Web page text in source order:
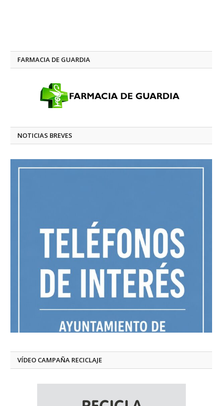
FARMACIA DE GUARDIA
NOTICIAS BREVES
VÍDEO CAMPAÑA RECICLAJE